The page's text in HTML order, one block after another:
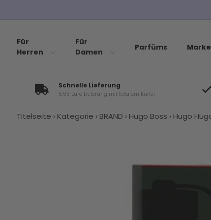
Für
Herren
Für
Damen
Parfüms
Schnelle Lieferung
5,95 Euro Lieferung mit lokalem Kurier
Titelseite › Kategorie › BRAND › Hugo Boss › Hugo